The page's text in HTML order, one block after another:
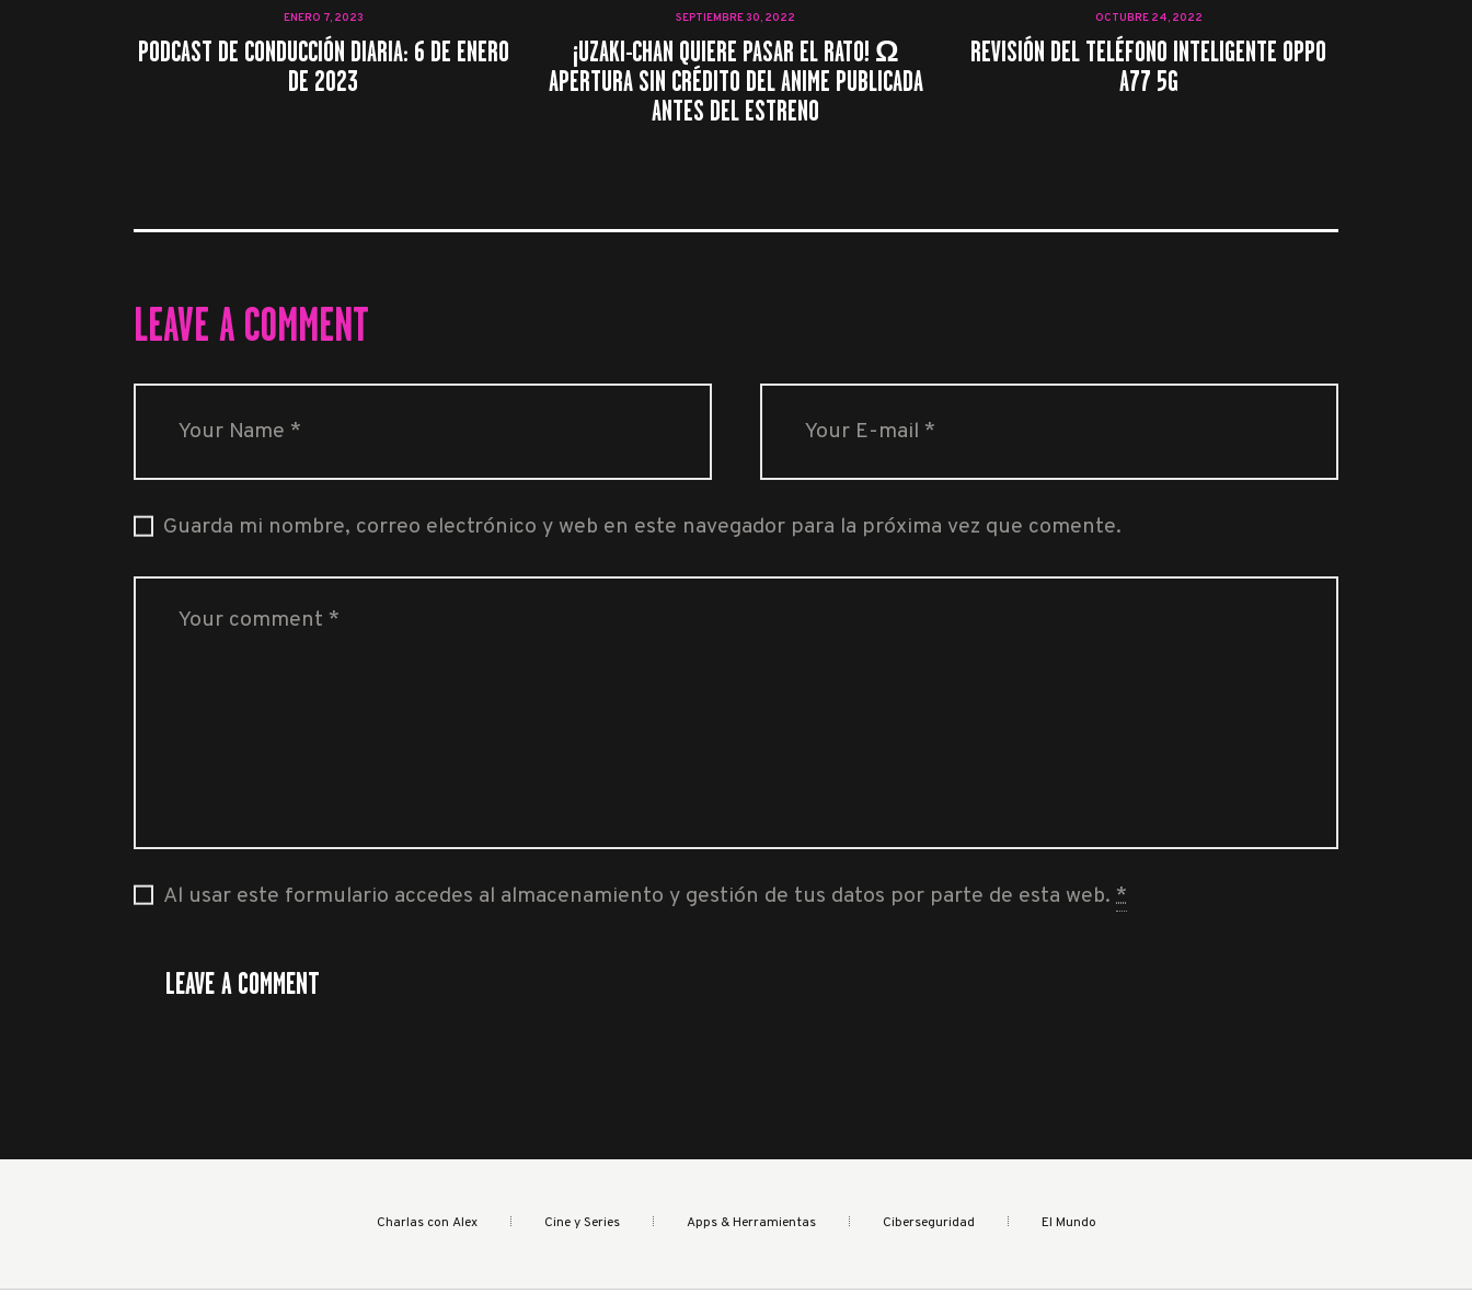
ENERO 7, 2023
PODCAST DE CONDUCCIÓN DIARIA: 6 DE ENERO
DE 2023
SEPTIEMBRE 30, 2022
¡UZAKI-CHAN QUIERE PASAR EL RATO! Ω
APERTURA SIN CRÉDITO DEL ANIME PUBLICADA
ANTES DEL ESTRENO
OCTUBRE 24, 2022
REVISIÓN DEL TELÉFONO INTELIGENTE OPPO
A77 5G
LEAVE A COMMENT
Guarda mi nombre, correo electrónico y web en este navegador para la próxima vez que comente.
Al usar este formulario accedes al almacenamiento y gestión de tus datos por parte de esta web.*
Charlas con Alex Cine y Series Apps & Herramientas Ciberseguridad El Mundo